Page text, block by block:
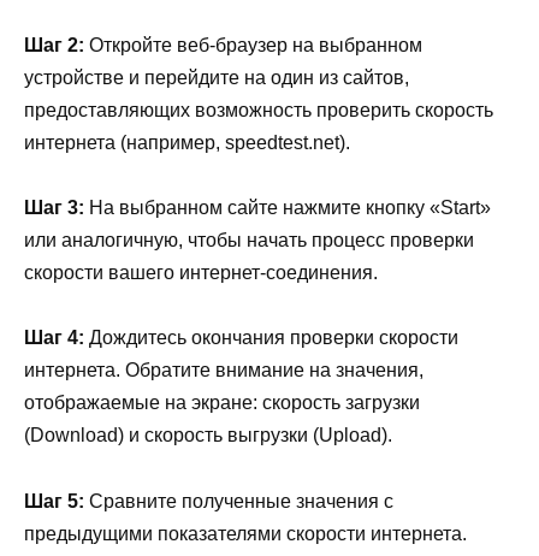
Шаг 2: Откройте веб-браузер на выбранном
устройстве и перейдите на один из сайтов,
предоставляющих возможность проверить скорость
интернета (например, speedtest.net).
Шаг 3: На выбранном сайте нажмите кнопку «Start»
или аналогичную, чтобы начать процесс проверки
скорости вашего интернет-соединения.
Шаг 4: Дождитесь окончания проверки скорости
интернета. Обратите внимание на значения,
отображаемые на экране: скорость загрузки
(Download) и скорость выгрузки (Upload).
Шаг 5: Сравните полученные значения с
предыдущими показателями скорости интернета.